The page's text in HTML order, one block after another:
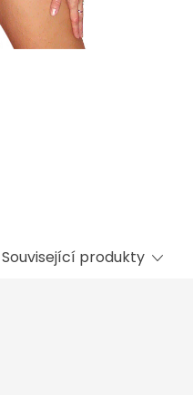
Související produkty